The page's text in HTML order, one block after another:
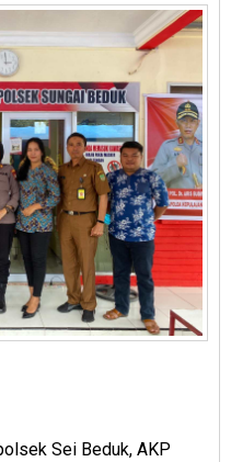
Sei Beduk, AKP